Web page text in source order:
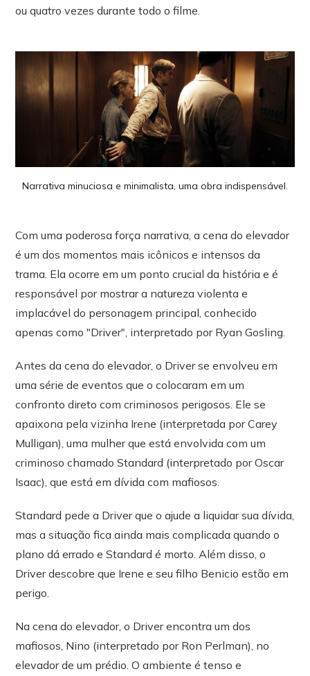
ou quatro vezes durante todo o filme.
Narrativa minuciosa e minimalista, uma obra indispensável.
Com uma poderosa força narrativa, a cena do elevador
é um dos momentos mais icônicos e intensos da
trama. Ela ocorre em um ponto crucial da história e é
responsável por mostrar a natureza violenta e
implacável do personagem principal, conhecido
apenas como "Driver", interpretado por Ryan Gosling.
Antes da cena do elevador, o Driver se envolveu em
uma série de eventos que o colocaram em um
confronto direto com criminosos perigosos. Ele se
apaixona pela vizinha Irene (interpretada por Carey
Mulligan), uma mulher que está envolvida com um
criminoso chamado Standard (interpretado por Oscar
Isaac), que está em dívida com mafiosos.
Standard pede a Driver que o ajude a liquidar sua dívida,
mas a situação fica ainda mais complicada quando o
plano dá errado e Standard é morto. Além disso, o
Driver descobre que Irene e seu filho Benicio estão em
perigo.
Na cena do elevador, o Driver encontra um dos
mafiosos, Nino (interpretado por Ron Perlman), no
elevador de um prédio. O ambiente é tenso e